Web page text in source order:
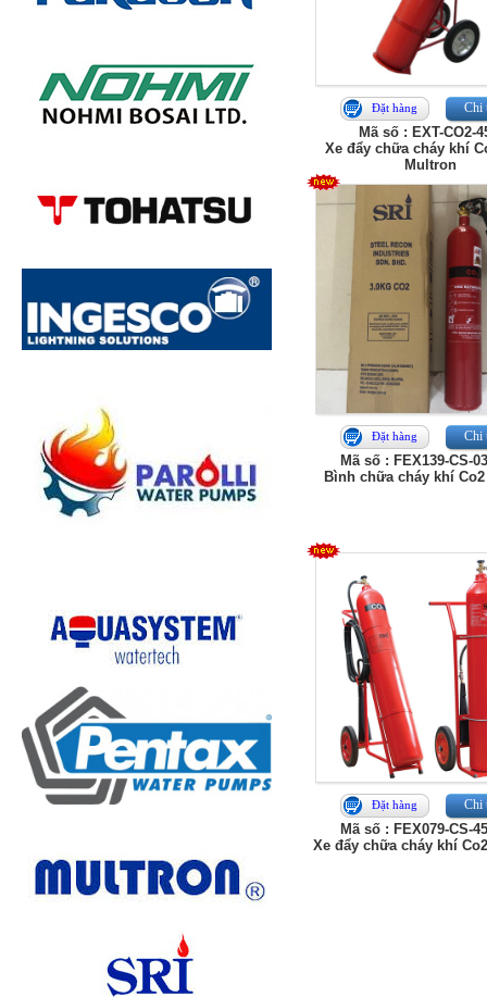
Đặt hàng Chi
Mã số : EXT-CO2-
Xe đẩy chữa cháy khí
Multron
Đặt hàng Chi
Mã số : FEX139-CS-
Bình chữa cháy khí
Đặt hàng Chi
Mã số : FEX079-CS-
Xe đẩy chữa cháy khí